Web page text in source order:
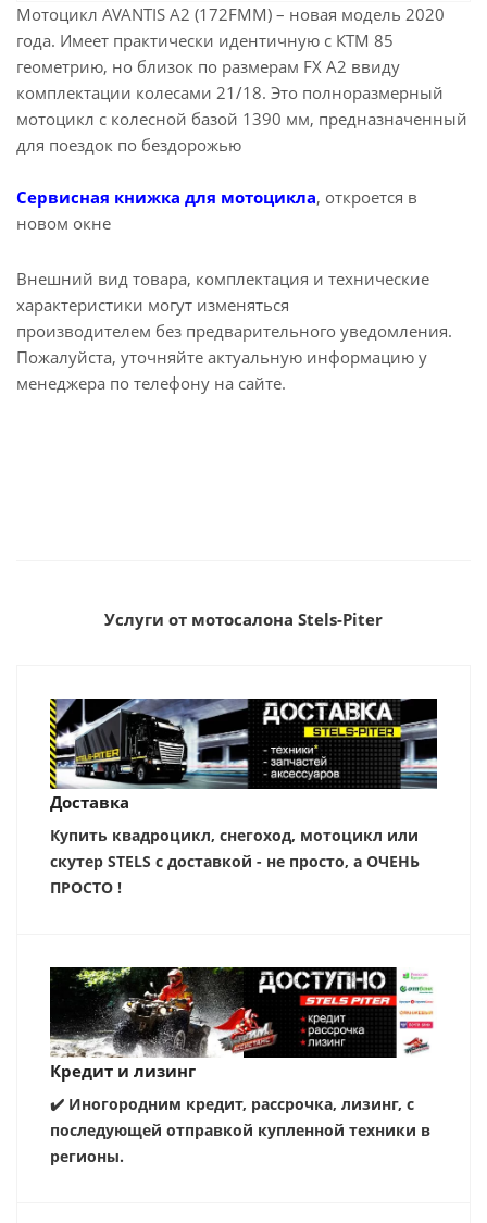
Мотоцикл AVANTIS A2 (172FMM) – новая модель 2020
года. Имеет практически идентичную с КТМ 85
геометрию, но близок по размерам FX A2 ввиду
комплектации колесами 21/18. Это полноразмерный
мотоцикл с колесной базой 1390 мм, предназначенный
для поездок по бездорожью
Сервисная книжка для мотоцикла, откроется в
новом окне
Внешний вид товара, комплектация и технические
характеристики могут изменяться
производителем без предварительного уведомления.
Пожалуйста, уточняйте актуальную информацию у
менеджера по телефону на сайте.
Услуги от мотосалона Stels-Piter
Доставка
Купить квадроцикл, снегоход, мотоцикл или
скутер STELS с доставкой - не просто, а ОЧЕНЬ
ПРОСТО !
Кредит и лизинг
✔️ Иногородним кредит, рассрочка, лизинг, с
последующей отправкой купленной техники в
регионы.